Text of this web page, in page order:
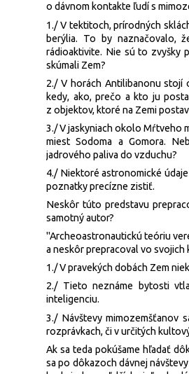
o dávnom kontakte ľudí s
1./ V tektitoch, prírodných
berýlia. To by naznačovalo,
rádioaktivite. Nie sú to zvyšky
skúmali Zem?
2./ V horách Antilibanonu stojí
kedy, ako, prečo a kto ju
z objektov, ktoré na Zemi
3./ V jaskyniach okolo Mŕtveho
miest Sodoma a Gomora.
jadrového paliva do vzduchu?
4./ Niektoré astronomické
poznatky precízne zistiť.
Neskôr túto predstavu
samotný autor?
"Archeoastronau­tickú teóriu
a neskôr prepracoval vo svojich
1./ V pravekých dobách Zem
2./ Tieto neznáme bytosti
inteligenciu.
3./ Návštevy mimozemšťanov
rozprávkach, či v určitých
Ak sa teda pokúšame hľadať
sa po dôkazoch dávnej